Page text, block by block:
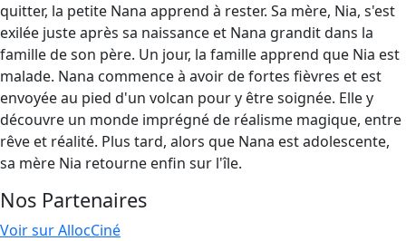
quitter, la petite Nana apprend à rester. Sa mère, Nia, s'est
exilée juste après sa naissance et Nana grandit dans la
famille de son père. Un jour, la famille apprend que Nia est
malade. Nana commence à avoir de fortes fièvres et est
envoyée au pied d'un volcan pour y être soignée. Elle y
découvre un monde imprégné de réalisme magique, entre
rêve et réalité. Plus tard, alors que Nana est adolescente,
sa mère Nia retourne enfin sur l'île.
Nos Partenaires
Voir sur AllocCiné